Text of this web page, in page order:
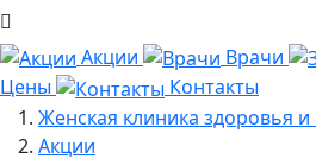
Акции Врачи
Цены
Контакты
Женская клиника здоровья
Акции